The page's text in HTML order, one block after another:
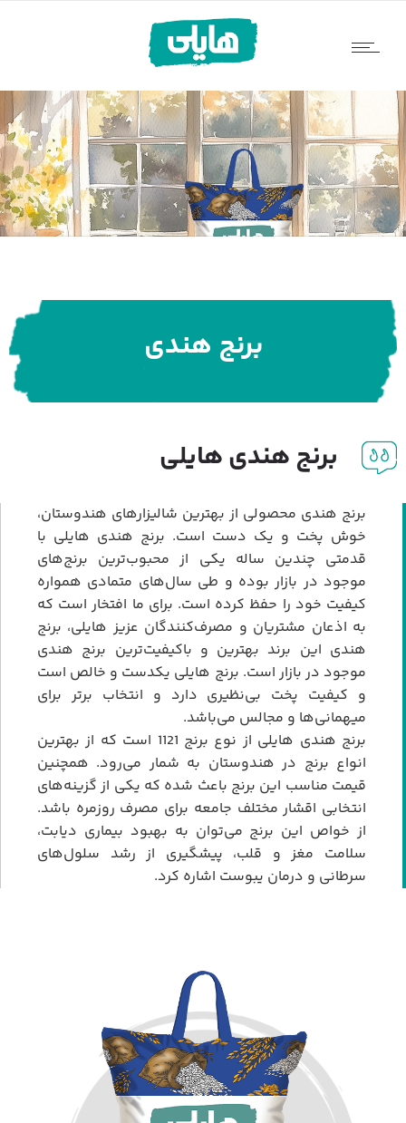
برنج هندی
برنج هندی هایلی
برنج هندی محصولی از بهترین شالیزارهای هندوستان،
خوش پخت و یک دست است. برنج هندی هایلی با
قدمتی چندین ساله یکی از محبوب‌ترین برنج‌های
موجود در بازار بوده و طی سال‌های متمادی همواره
کیفیت خود را حفظ کرده است. برای ما افتخار است که
به اذعان مشتریان و مصرف‌کنندگان عزیز هایلی، برنج
هندی این برند بهترین و باکیفیت‌ترین برنج هندی
موجود در بازار است. برنج هایلی یکدست و خالص است
و کیفیت پخت بی‌نظیری دارد و انتخاب برتر برای
میهمانی‌ها و مجالس می‌باشد.
برنج هندی هایلی از نوع برنج 1121 است که از بهترین
انواع برنج در هندوستان به شمار می‌رود. همچنین
قیمت مناسب این برنج باعث شده که یکی از گزینه‌های
انتخابی اقشار مختلف جامعه برای مصرف روزمره باشد.
از خواص این برنج می‌توان به بهبود بیماری دیابت،
سلامت مغز و قلب، پیشگیری از رشد سلول‌های
سرطانی و درمان یبوست اشاره کرد.